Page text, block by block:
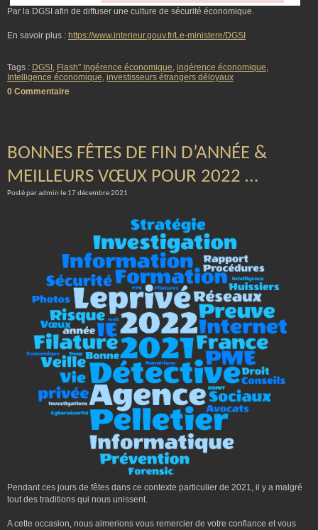
Par la DGSI afin de diffuser une culture de sécurité économique.
En savoir plus : https://www.interieur.gouv.fr/Le-ministere/DGSI
Tags : DGSI , Flash" Ingérence économique, ingérence économique,
Intelligence économique, investisseurs étrangers déloyaux
0 Commentaire
BONNES FÊTES DE FIN D’ANNÉE &
MEILLEURS VŒUX POUR 2022 …
Posté par admin le 17 décembre 2021
Pendant ces jours de fêtes dans ce contexte particulier de 2021, il y a malgré
tout des traditions qui nous unissent.
A cette occasion, nous aimerions vous remercier de votre confiance et vous